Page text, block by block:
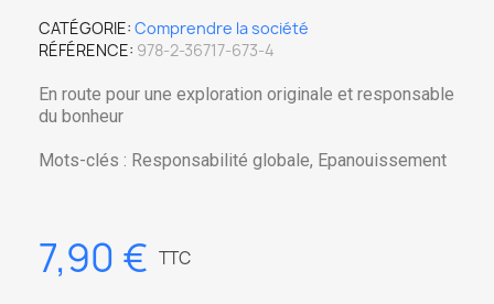
CATÉGORIE Comprendre la société
RÉFÉRENCE 978-2-36717-673-4
En route pour une exploration originale et responsable
du bonheur
Mots-clés : Responsabilité globale, Epanouissement
7,90 € TTC